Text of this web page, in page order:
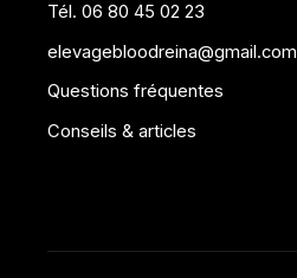
Tél. 06 80 45 02 23
elevagebloodreina@gmail.com
Questions fréquentes
Conseils & articles